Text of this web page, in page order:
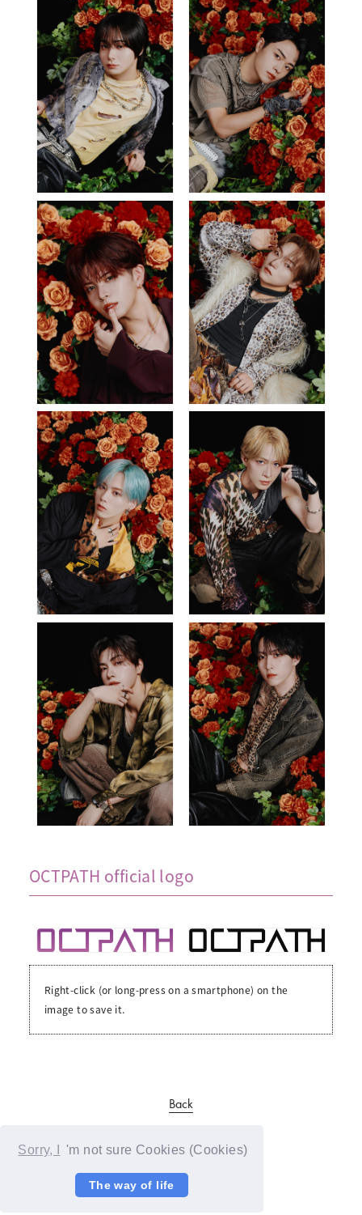
Sorry, I 'm not sure Cookies (Cookies)
The way of life
OCTPATH official logo
Right-click (or long-press on a smartphone) on the
image to save it.
Back
© YOSHIMOTO KOGYO / Fanplus